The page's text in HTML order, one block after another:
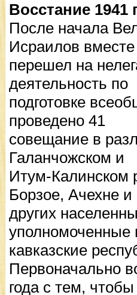
Восстание 1941
После начала
Исраилов
перешел на
деятельность по
подготовке
проведено 41
совещание в
Галанчожском и
Итум-Калинском
Борзое, Ачехне и
других
уполномоченные
кавказские
Первоначально
года с тем,